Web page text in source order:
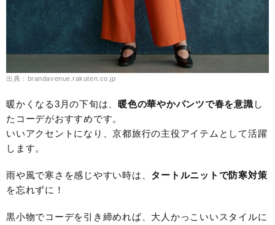
出典：brandavenue.rakuten.co.jp
暖かくなる3月の下旬は、 暖色の華やかパンツで春を意識 し
たコーデがおすすめです。
いいアクセントになり、京都旅行の主役アイテムとして活躍
します。
雨や風で寒さを感じやすい時は、 タートルニットで防寒対策
を忘れずに！
黒小物でコーデを引き締めれば、大人かっこいいスタイルに